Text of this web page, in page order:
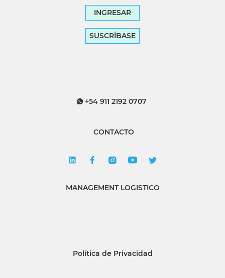
INGRESAR
SUSCRÍBASE
+54 911 2192 0707
CONTACTO
MANAGEMENT LOGISTICO
Política de Privacidad